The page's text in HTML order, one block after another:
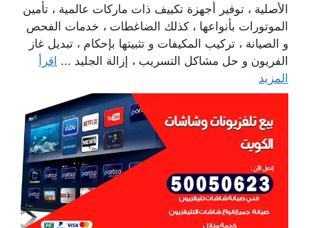
الأصلية ، توفير أجهزة تكييف ذات ماركات عالمية ، تأمين
الموتورات بأنواعها ، كذلك الضاغطات ، خدمات الفحص
و الصيانة ، تركيب المكيفات و تثبيتها بإحكام ، تبديل غاز
الفريون و حل مشاكل التسريب ، إزالة الجليد ... اقرأ
المزيد